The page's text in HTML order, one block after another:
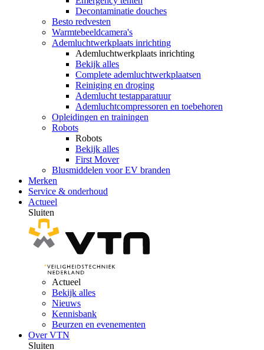
Decontaminatie douches
Besto redvesten
Warmtebeeldcamera's
Ademluchtwerkplaats inrichting
Ademluchtwerkplaats inrichting
Bekijk alles
Complete ademluchtwerkplaatsen
Reiniging en droging
Ademlucht testapparatuur
Ademluchtcompressoren en toebehoren
Opleidingen en trainingen
Robots
Robots
Bekijk alles
First Mover
Blusmiddelen voor EV branden
Merken
Service & onderhoud
Actueel
Sluiten
Actueel
Bekijk alles
Nieuws
Kennisbank
Beurzen en evenementen
Over VTN
Sluiten